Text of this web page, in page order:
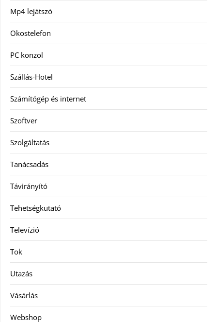
Mp4 lejátszó
Okostelefon
PC konzol
Szállás-Hotel
Számítógép és internet
Szoftver
Szolgáltatás
Tanácsadás
Távirányító
Tehetségkutató
Televízió
Tok
Utazás
Vásárlás
Webshop